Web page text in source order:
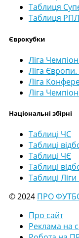
Таблиця
Таблиця РПЛ
Єврокубки
Ліга
Ліга
Ліга
Ліга
Національні збірні
Таблиці ЧС
Таблиці
Таблиці ЧЄ
Таблиці
Таблиці
© 2024 ПРО
Про сайт
Реклама на